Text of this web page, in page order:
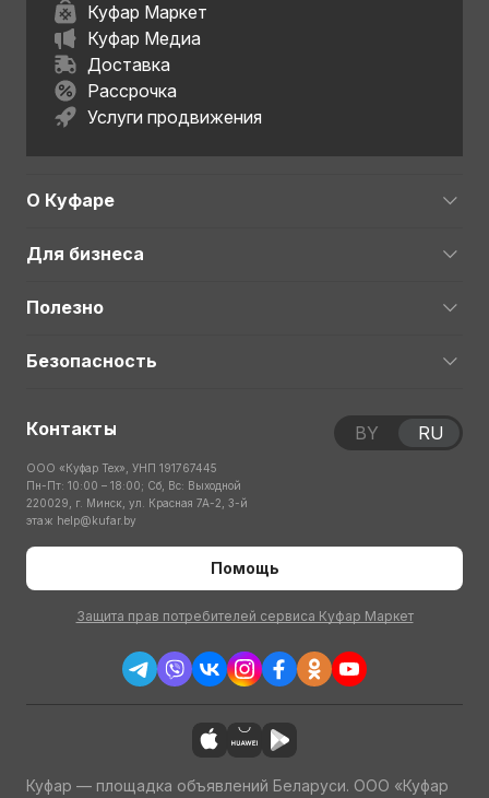
Куфар Маркет
Куфар Медиа
Доставка
Рассрочка
Услуги продвижения
О Куфаре
Для бизнеса
Полезно
Безопасность
Контакты
ООО «Куфар Тех», УНП 191767445
Пн-Пт: 10:00 – 18:00; Сб, Вс: Выходной
220029, г. Минск, ул. Красная 7А-2, 3-й
этаж help@kufar.by
Помощь
Защита прав потребителей сервиса Куфар Маркет
BY RU
Куфар — площадка объявлений Беларуси. ООО «Куфар